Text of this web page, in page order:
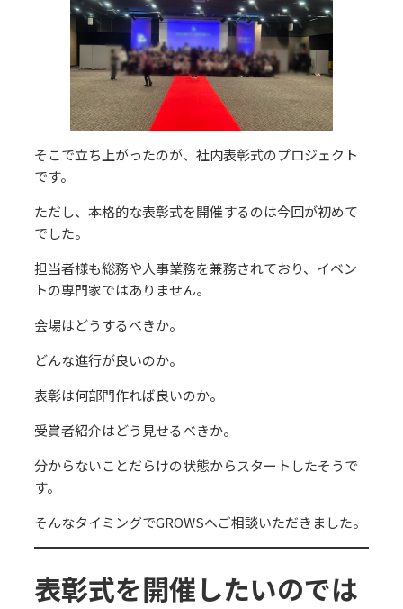
そこで立ち上がったのが、社内表彰式のプロジェクト
です。
ただし、本格的な表彰式を開催するのは今回が初めて
でした。
担当者様も総務や人事業務を兼務されており、イベン
トの専門家ではありません。
会場はどうするべきか。
どんな進行が良いのか。
表彰は何部門作れば良いのか。
受賞者紹介はどう見せるべきか。
分からないことだらけの状態からスタートしたそうで
す。
そんなタイミングでGROWSへご相談いただきました。
表彰式を開催したいのでは